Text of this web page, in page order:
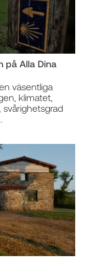
på Alla Dina
väsentliga
klimatet,
svårighetsgrad